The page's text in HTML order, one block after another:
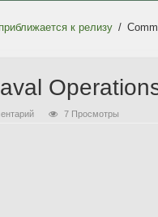
к релизу /
7 Просмотры